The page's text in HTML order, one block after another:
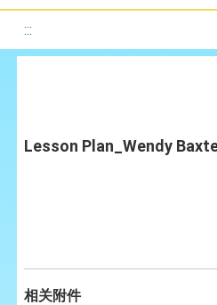
:::
Lesson Plan_Wendy
相关附件